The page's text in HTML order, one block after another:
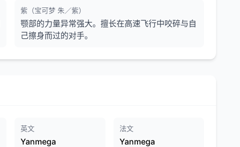
紫（宝可梦 朱／紫）
颚部的力量异常强大。擅长在高速飞行中咬碎与自
己擦身而过的对手。
英文
Yanmega
法文
Yanmega